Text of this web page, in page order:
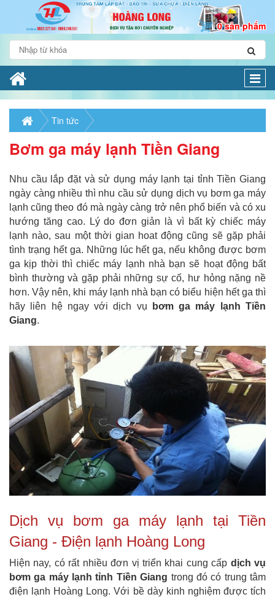
0 sản phẩm
Tin tức
Bơm ga máy lạnh Tiền Giang
Nhu cầu lắp đặt và sử dụng máy lạnh tại tỉnh Tiền Giang
ngày càng nhiều thì nhu cầu sử dụng dịch vụ bơm ga máy
lạnh cũng theo đó mà ngày càng trở nên phổ biến và có xu
hướng tăng cao. Lý do đơn giản là vì bất kỳ chiếc máy
lạnh nào, sau một thời gian hoat động cũng sẽ gặp phải
tình trạng hết ga. Những lúc hết ga, nếu không được bơm
ga kịp thời thì chiếc máy lạnh nhà bạn sẽ hoạt động bất
bình thường và gặp phải những sự cố, hư hỏng nặng nề
hơn. Vậy nên, khi máy lạnh nhà bạn có biểu hiện hết ga thì
hãy liên hệ ngay với dịch vụ
bơm ga máy lạnh Tiền
Giang.
Dịch vụ bơm ga máy lạnh tại Tiền
Giang - Điện lạnh Hoàng Long
Hiện nay, có rất nhiều đơn vị triển khai cung cấp dịch vụ
bơm ga máy lạnh tỉnh Tiền Giang trong đó có trung tâm
điện lạnh Hoàng Long. Với bề dày kinh nghiệm được tích